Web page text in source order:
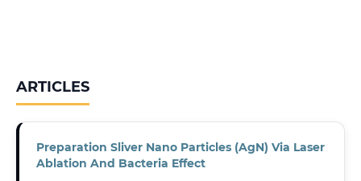
ARTICLES
Preparation Sliver Nano Particles (AgN) Via Laser
Ablation And Bacteria Effect